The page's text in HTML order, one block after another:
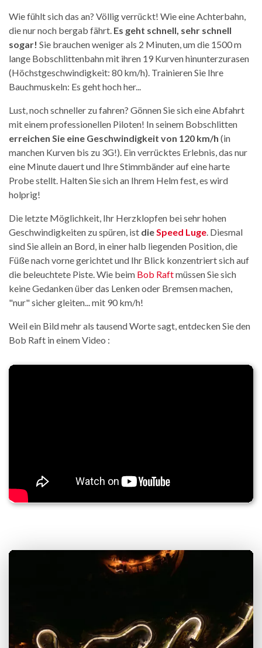
Wie fühlt sich das an? Völlig verrückt! Wie eine Achterbahn,
die nur noch bergab fährt. Es geht schnell, sehr schnell
sogar! Sie brauchen weniger als 2 Minuten, um die 1500 m
lange Bobschlittenbahn mit ihren 19 Kurven hinunterzurasen
(Höchstgeschwindigkeit: 80 km/h). Trainieren Sie Ihre
Bauchmuskeln: Es geht hoch her...
Lust, noch schneller zu fahren? Gönnen Sie sich eine Abfahrt
mit einem professionellen Piloten! In seinem Bobschlitten
erreichen Sie eine Geschwindigkeit von 120 km/h (in
manchen Kurven bis zu 3G!). Ein verrücktes Erlebnis, das nur
eine Minute dauert und Ihre Stimmbänder auf eine harte
Probe stellt. Halten Sie sich an Ihrem Helm fest, es wird
holprig!
Die letzte Möglichkeit, Ihr Herzklopfen bei sehr hohen
Geschwindigkeiten zu spüren, ist dieSpeed Luge. Diesmal
sind Sie allein an Bord, in einer halb liegenden Position, die
Füße nach vorne gerichtet und Ihr Blick konzentriert sich auf
die beleuchtete Piste. Wie beim Bob Raftmüssen Sie sich
keine Gedanken über das Lenken oder Bremsen machen,
"nur" sicher gleiten... mit 90 km/h!
Weil ein Bild mehr als tausend Worte sagt, entdecken Sie den
Bob Raft in einem Video :